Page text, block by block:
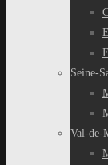
Seine-
Val-de-